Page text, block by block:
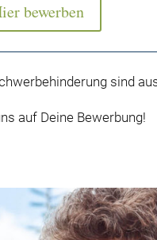
bewerben
sind
auf Deine Bewerbung!